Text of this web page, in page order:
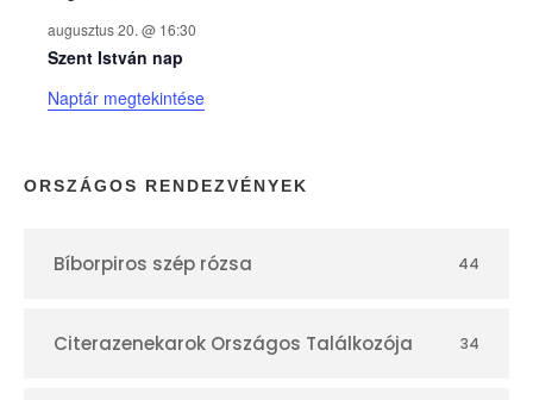
k
n
a
p
r
augusztus 20. @ 16:30
Szent István nap
Naptár megtekintése
ORSZÁGOS RENDEZVÉNYEK
Bíborpiros szép rózsa 44
Citerazenekarok Országos Találkozója 34